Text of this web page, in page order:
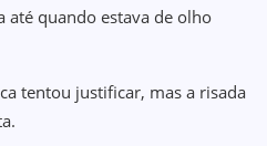
até quando estava de olho
tentou justificar, mas a risada